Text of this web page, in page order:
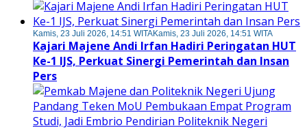
Kamis, 23 Juli 2026, 14:51 WITAKamis, 23 Juli 2026, 14:51 WITA
Kajari Majene Andi Irfan Hadiri Peringatan HUT
Ke-1 IJS, Perkuat Sinergi Pemerintah dan Insan
Pers